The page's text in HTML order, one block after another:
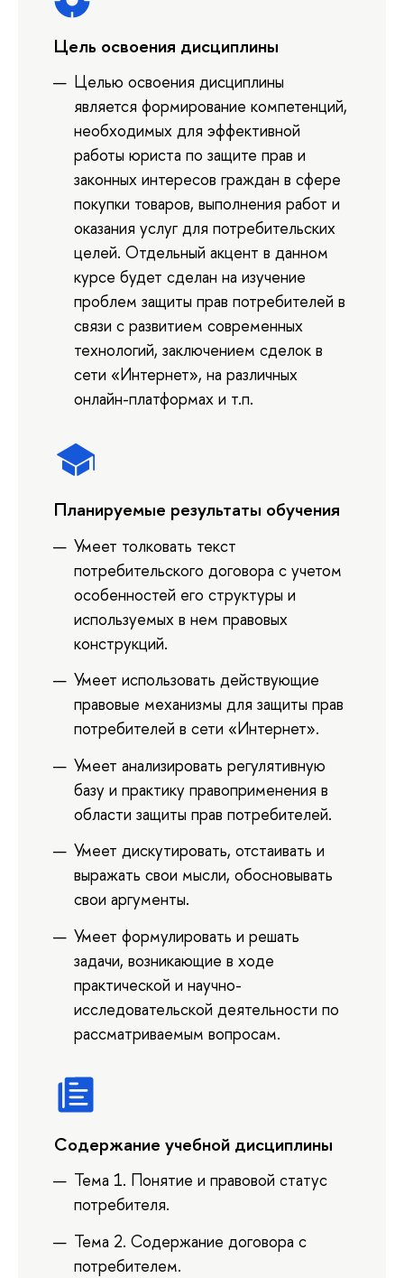
Цель освоения дисциплины
Целью освоения дисциплины
является формирование компетенций,
необходимых для эффективной
работы юриста по защите прав и
законных интересов граждан в сфере
покупки товаров, выполнения работ и
оказания услуг для потребительских
целей. Отдельный акцент в данном
курсе будет сделан на изучение
проблем защиты прав потребителей в
связи с развитием современных
технологий, заключением сделок в
сети «Интернет», на различных
онлайн-платформах и т.п.
Планируемые результаты обучения
Умеет толковать текст
потребительского договора с учетом
особенностей его структуры и
используемых в нем правовых
конструкций.
Умеет использовать действующие
правовые механизмы для защиты прав
потребителей в сети «Интернет».
Умеет анализировать регулятивную
базу и практику правоприменения в
области защиты прав потребителей.
Умеет дискутировать, отстаивать и
выражать свои мысли, обосновывать
свои аргументы.
Умеет формулировать и решать
задачи, возникающие в ходе
практической и научно-
исследовательской деятельности по
рассматриваемым вопросам.
Содержание учебной дисциплины
Тема 1. Понятие и правовой статус
потребителя.
Тема 2. Содержание договора с
потребителем.